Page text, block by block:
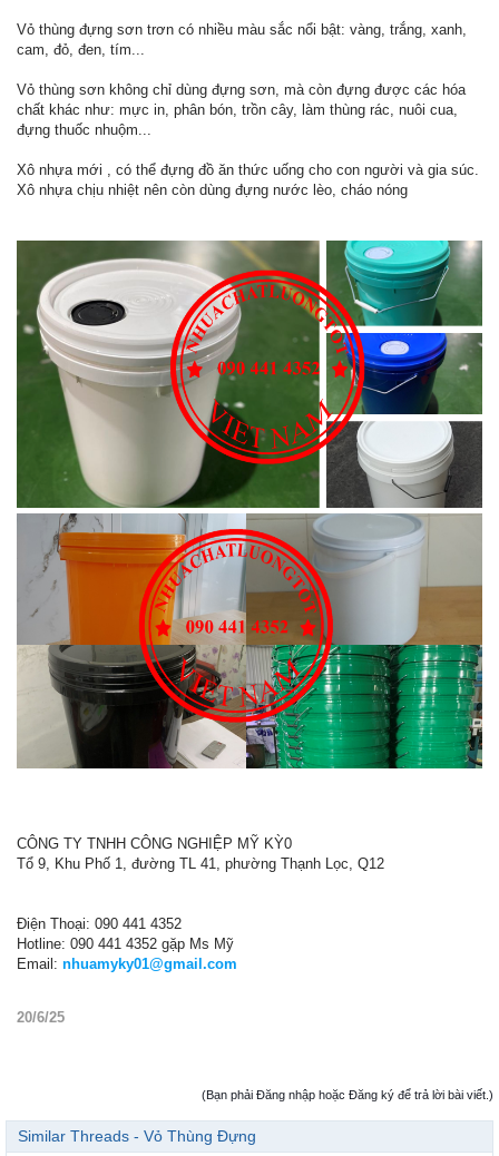
Vỏ thùng đựng sơn trơn có nhiều màu sắc nổi bật: vàng, trắng, xanh,
cam, đỏ, đen, tím...
Vỏ thùng sơn không chỉ dùng đựng sơn, mà còn đựng được các hóa
chất khác như: mực in, phân bón, trồn cây, làm thùng rác, nuôi cua,
đựng thuốc nhuộm...
Xô nhựa mới , có thể đựng đồ ăn thức uống cho con người và gia súc.
Xô nhựa chịu nhiệt nên còn dùng đựng nước lèo, cháo nóng
CÔNG TY TNHH CÔNG NGHIỆP MỸ KỲ0
Tổ 9, Khu Phố 1, đường TL 41, phường Thạnh Lọc, Q12
Điện Thoại: 090 441 4352
Hotline: 090 441 4352 gặp Ms Mỹ
Email: nhuamyky01@gmail.com
20/6/25
(Bạn phải Đăng nhập hoặc Đăng ký để trả lời bài viết.)
Similar Threads - Vỏ Thùng Đựng